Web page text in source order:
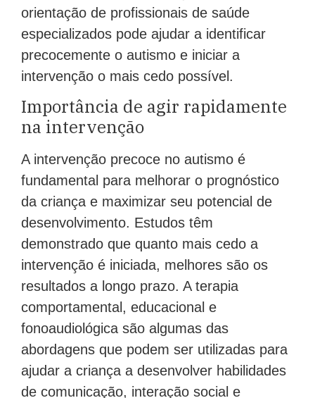
orientação de profissionais de saúde
especializados pode ajudar a identificar
precocemente o autismo e iniciar a
intervenção o mais cedo possível.
Importância de agir rapidamente
na intervenção
A intervenção precoce no autismo é
fundamental para melhorar o prognóstico
da criança e maximizar seu potencial de
desenvolvimento. Estudos têm
demonstrado que quanto mais cedo a
intervenção é iniciada, melhores são os
resultados a longo prazo. A terapia
comportamental, educacional e
fonoaudiológica são algumas das
abordagens que podem ser utilizadas para
ajudar a criança a desenvolver habilidades
de comunicação, interação social e